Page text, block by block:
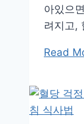
아있으
려지고,
Read